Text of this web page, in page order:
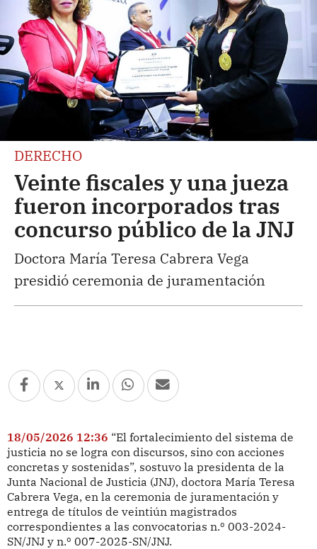
DERECHO
Veinte fiscales y una jueza
fueron incorporados tras
concurso público de la JNJ
Doctora María Teresa Cabrera Vega
presidió ceremonia de juramentación
18/05/2026 12:36 “El fortalecimiento del sistema de
justicia no se logra con discursos, sino con acciones
concretas y sostenidas”, sostuvo la presidenta de la
Junta Nacional de Justicia (JNJ), doctora María Teresa
Cabrera Vega, en la ceremonia de juramentación y
entrega de títulos de veintiún magistrados
correspondientes a las convocatorias n.º 003-2024-
SN/JNJ y n.º 007-2025-SN/JNJ.